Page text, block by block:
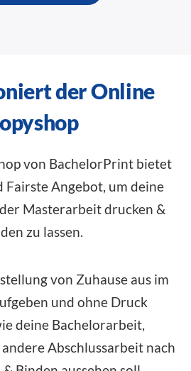
der Online
von BachelorPrint bietet
Fairste Angebot, um deine
Masterarbeit drucken &
zu lassen.
von Zuhause aus im
und ohne Druck
deine Bachelorarbeit,
Abschlussarbeit nach